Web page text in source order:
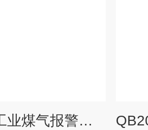
QB2000A工业煤气报警控制器一氧化碳在线监测系统